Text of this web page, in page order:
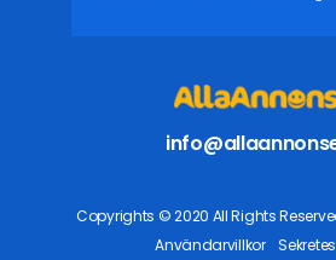
Copyrights © 2020 All Rights
Användarvillkor